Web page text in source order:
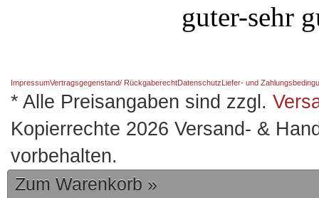
guter-sehr
ImpressumVertragsgegenstand/ RückgaberechtDatenschutz Liefer- und
* Alle Preisangaben sind zzgl.
Kopierrechte 2026 Versand- &
vorbehalten.
Zum Warenkorb »